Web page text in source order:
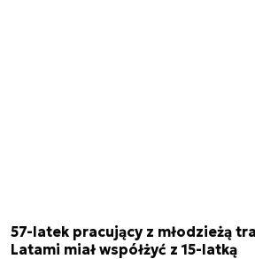
57-latek pracujący z młodzieżą
Latami miał współżyć z 15-latką